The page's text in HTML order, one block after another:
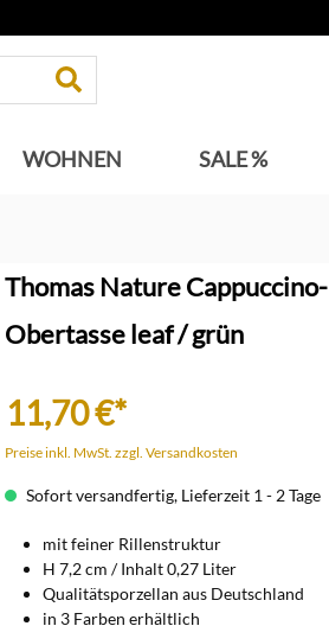
WOHNEN SALE %
Thomas Nature Cappuccino-
Obertasse leaf / grün
11,70 €*
Preise inkl. MwSt. zzgl. Versandkosten
Sofort versandfertig, Lieferzeit 1 - 2 Tage
mit feiner Rillenstruktur
H 7,2 cm / Inhalt 0,27 Liter
Qualitätsporzellan aus Deutschland
in 3 Farben erhältlich